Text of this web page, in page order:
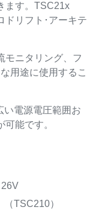
ます。TSC21x
ドリフト･アーキテ
モニタリング、フ
用途に使用するこ
い電源電圧範囲お
能です。
TSC210）